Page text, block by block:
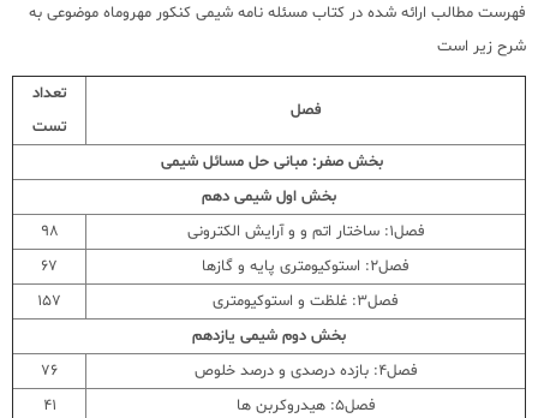
فهرست مطالب ارائه شده در کتاب مسئله نامه شیمی کنکور مهروماه موضوعی به
شرح زیر است
فصل
تعداد
تست
بخش صفر: مبانی حل مسائل شیمی
بخش اول شیمی دهم
فصل1: ساختار اتم و و آرایش الکترونی
98
فصل2: استوکیومتری پایه و گازها
67
فصل3: غلظت و استوکیومتری
157
بخش دوم شیمی یازدهم
فصل4: بازده درصدی و درصد خلوص
76
فصل5: هیدروکربن ها
41